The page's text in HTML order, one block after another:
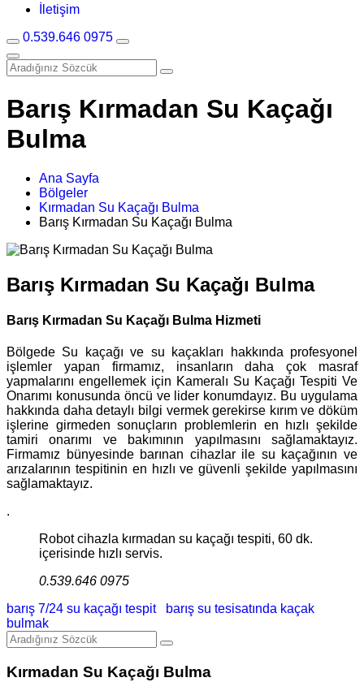
İletişim
0.539.646 0975
Barış Kırmadan Su Kaçağı
Bulma
Ana Sayfa
Bölgeler
Kırmadan Su Kaçağı Bulma
Barış Kırmadan Su Kaçağı Bulma
Barış Kırmadan Su Kaçağı Bulma
Barış Kırmadan Su Kaçağı Bulma Hizmeti
Bölgede Su kaçağı ve su kaçakları hakkında profesyonel
işlemler yapan firmamız, insanların daha çok masraf
yapmalarını engellemek için Kameralı Su Kaçağı Tespiti Ve
Onarımı konusunda öncü ve lider konumdayız. Bu uygulama
hakkında daha detaylı bilgi vermek gerekirse kırım ve döküm
işlerine girmeden sonuçların problemlerin en hızlı şekilde
tamiri onarımı ve bakımının yapılmasını sağlamaktayız.
Firmamız bünyesinde barınan cihazlar ile su kaçağının ve
arızalarının tespitinin en hızlı ve güvenli şekilde yapılmasını
sağlamaktayız.
.
Robot cihazla kırmadan su kaçağı tespiti, 60 dk.
içerisinde hızlı servis.
0.539.646 0975
barış 7/24 su kaçağı tespit
barış su tesisatında kaçak
bulmak
Kırmadan Su Kaçağı Bulma